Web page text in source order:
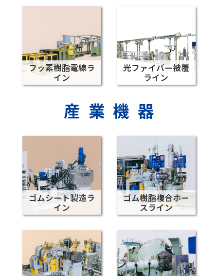
フッ素樹脂電線ラ
イン
光ファイバー被覆
ライン
産業機器
ゴムシート製造ラ
イン
ゴム樹脂複合ホー
スライン